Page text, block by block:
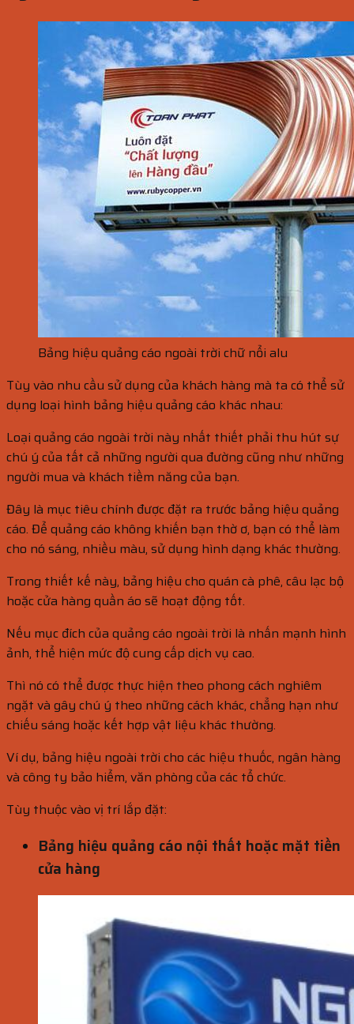
Bảng hiệu quảng cáo ngoài trời chữ nổi alu
Tùy vào nhu cầu sử dụng của khách hàng mà ta có thể sử
dụng loại hình bảng hiệu quảng cáo khác nhau:
Loại quảng cáo ngoài trời này nhất thiết phải thu hút sự
chú ý của tất cả những người qua đường cũng như những
người mua và khách tiềm năng của bạn.
Đây là mục tiêu chính được đặt ra trước bảng hiệu quảng
cáo. Để quảng cáo không khiến bạn thờ ơ, bạn có thể làm
cho nó sáng, nhiều màu, sử dụng hình dạng khác thường.
Trong thiết kế này, bảng hiệu cho quán cà phê, câu lạc bộ
hoặc cửa hàng quần áo sẽ hoạt động tốt.
Nếu mục đích của quảng cáo ngoài trời là nhấn mạnh hình
ảnh, thể hiện mức độ cung cấp dịch vụ cao.
Thì nó có thể được thực hiện theo phong cách nghiêm
ngặt và gây chú ý theo những cách khác, chẳng hạn như
chiếu sáng hoặc kết hợp vật liệu khác thường.
Ví dụ, bảng hiệu ngoài trời cho các hiệu thuốc, ngân hàng
và công ty bảo hiểm, văn phòng của các tổ chức.
Tùy thuộc vào vị trí lắp đặt:
Bảng hiệu quảng cáo nội thất hoặc mặt tiền
cửa hàng